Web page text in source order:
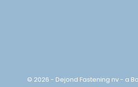
© 2026 - Dejond Fastening nv - a